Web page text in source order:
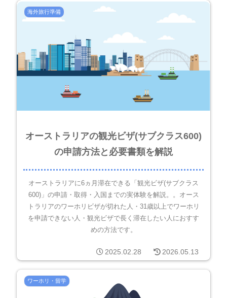
海外旅行準備
オーストラリアの観光ビザ(サブクラス600)
の申請方法と必要書類を解説
オーストラリアに6ヵ月滞在できる「観光ビザ(サブクラス
600)」の申請・取得・入国までの実体験を解説。。オース
トラリアのワーホリビザが切れた人・31歳以上でワーホリ
を申請できない人・観光ビザで長く滞在したい人におすす
めの方法です。
2025.02.28 2026.05.13
ワーホリ・留学